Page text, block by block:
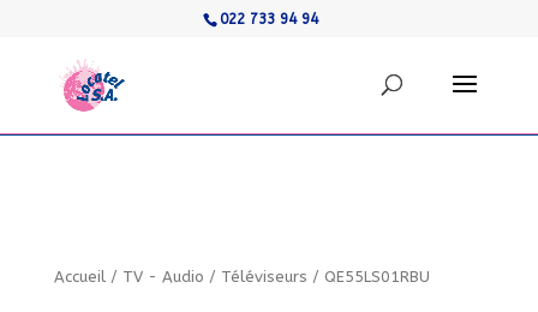
022 733 94 94
Accueil/ TV - Audio / Téléviseurs / QE55LS01RBU